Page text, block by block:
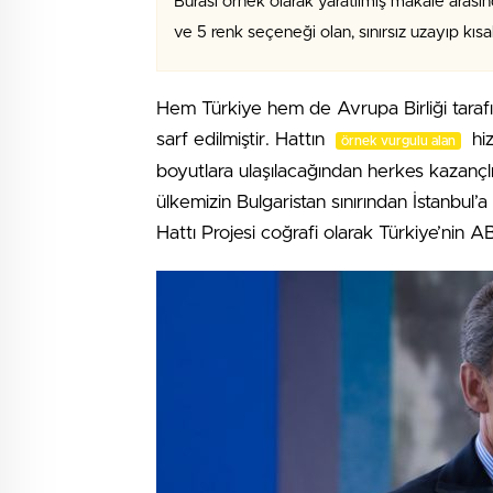
ve 5 renk seçeneği olan, sınırsız uzayıp
Hem Türkiye hem de Avrupa Birliği
sarf edilmiştir. Hattın
örnek vurgulu alan
boyutlara ulaşılacağından herkes
ülkemizin Bulgaristan sınırından
Hattı Projesi coğrafi olarak Türkiye’nin